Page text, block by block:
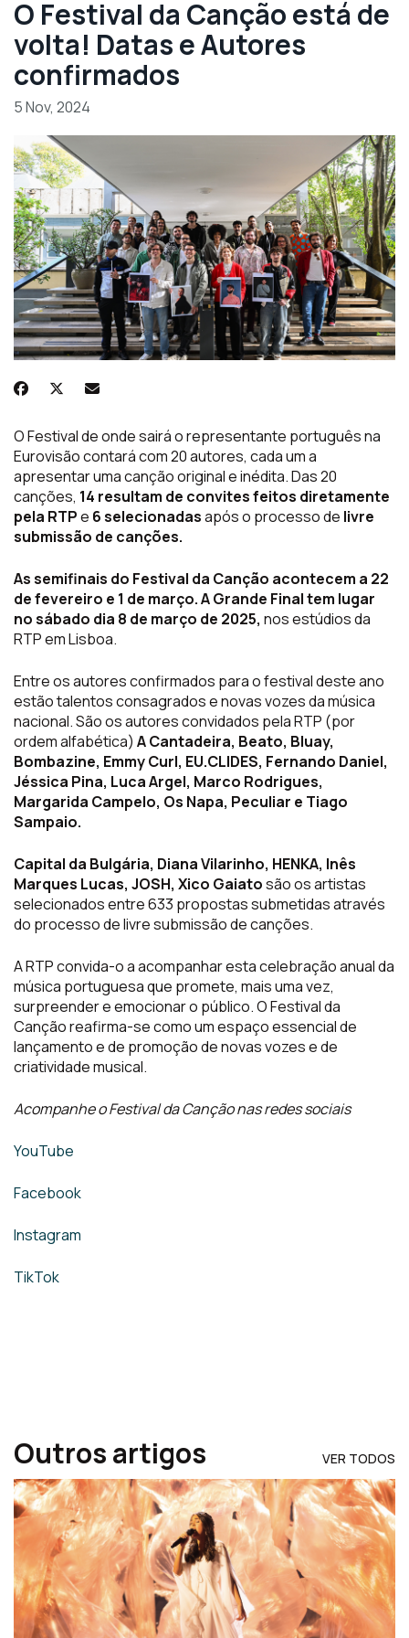
O Festival da Canção está de
volta! Datas e Autores
confirmados
5 Nov, 2024
O Festival de onde sairá o representante português na
Eurovisão contará com 20 autores, cada um a
apresentar uma canção original e inédita. Das20
canções, 14 resultam de convites feitos diretamente
pela RTPe 6 selecionadasapós o processo de livre
submissão de canções.
As semifinais do Festival da Canção acontecem a 22
de fevereiro e 1 de março.A Grande Final tem lugar
no sábado dia 8 de março de 2025, nos estúdios da
RTP em Lisboa.
Entre os autores confirmados para o festival deste ano
estão talentos consagrados e novas vozes da música
nacional. São os autores convidados pela RTP (por
ordem alfabética) A Cantadeira, Beato, Bluay,
Bombazine, Emmy Curl, EU.CLIDES, Fernando Daniel,
Jéssica Pina, Luca Argel, Marco Rodrigues,
Margarida Campelo, Os Napa, Peculiar e Tiago
Sampaio.
Capital da Bulgária, Diana Vilarinho, HENKA, Inês
Marques Lucas, JOSH, Xico Gaiatosão os artistas
selecionados entre 633 propostas submetidas através
do processo de livre submissão de canções.
A RTP convida-o a acompanhar esta celebração anual da
música portuguesa que promete, mais uma vez,
surpreender e emocionar o público. O Festival da
Canção reafirma-se como um espaço essencial de
lançamento e de promoção de novas vozes e de
criatividade musical.
Acompanhe o Festival da Canção nas redes sociais
YouTube
Facebook
Instagram
TikTok
Outros artigos VER TODOS